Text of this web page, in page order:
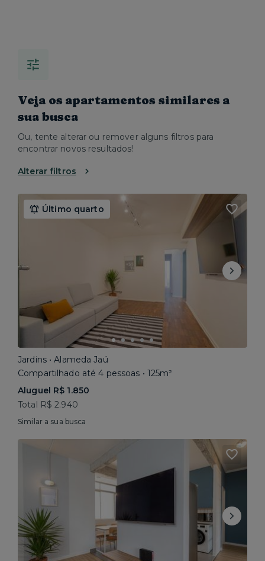
Veja os apartamentos similares a
sua busca
Ou, tente alterar ou remover alguns filtros para
encontrar novos resultados!
Alterar filtros
Último quarto
Jardins • Alameda Jaú
Compartilhado até 4 pessoas • 125m²
Aluguel R$ 1.850
Total R$ 2.940
Similar a sua busca